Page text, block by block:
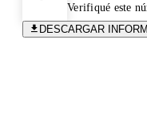
Verifiqué este
DESCARGAR